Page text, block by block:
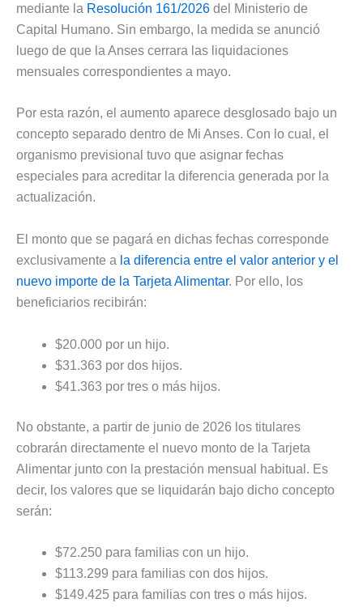
mediante la Resolución 161/2026 del Ministerio de
Capital Humano. Sin embargo, la medida se anunció
luego de que la Anses cerrara las liquidaciones
mensuales correspondientes a mayo.
Por esta razón, el aumento aparece desglosado bajo un
concepto separado dentro de Mi Anses. Con lo cual, el
organismo previsional tuvo que asignar fechas
especiales para acreditar la diferencia generada por la
actualización.
El monto que se pagará en dichas fechas corresponde
exclusivamente a la diferencia entre el valor anterior y el
nuevo importe de la Tarjeta Alimentar. Por ello, los
beneficiarios recibirán:
$20.000 por un hijo.
$31.363 por dos hijos.
$41.363 por tres o más hijos.
No obstante, a partir de junio de 2026 los titulares
cobrarán directamente el nuevo monto de la Tarjeta
Alimentar junto con la prestación mensual habitual. Es
decir, los valores que se liquidarán bajo dicho concepto
serán:
$72.250 para familias con un hijo.
$113.299 para familias con dos hijos.
$149.425 para familias con tres o más hijos.